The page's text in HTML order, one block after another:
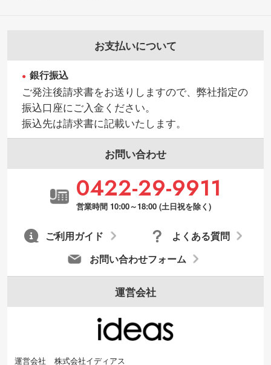
お支払いについて
銀行振込
ご発注後請求書をお送りしますので、弊社指定の
振込口座にご入金ください。
振込先は請求書に記載いたします。
お問い合わせ
0422-29-9911
営業時間 10:00～18:00 (土日祝を除く)
お問い合わせフォーム
よくある質問
ご利用ガイド
運営会社
運営会社
株式会社イディアス